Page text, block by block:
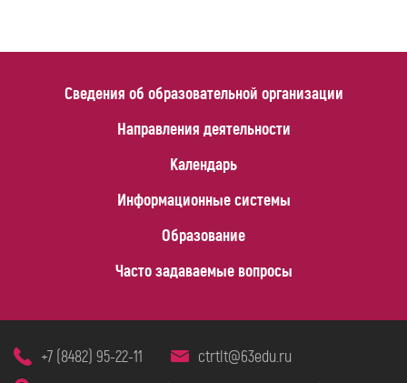
Сведения об образовательной организации
Направления деятельности
Календарь
Информационные системы
Образование
Часто задаваемые вопросы
+7 (8482) 95-22-11
ctrtlt@63edu.ru